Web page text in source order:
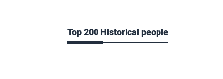
Top 200 Historical people